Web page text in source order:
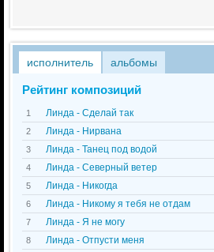
исполнитель альбомы
Рейтинг композиций
1 Линда - Сделай так
2 Линда - Нирвана
3 Линда - Танец под водой
4 Линда - Северный ветер
5 Линда - Никогда
6 Линда - Никому я тебя не отдам
7 Линда - Я не могу
8 Линда - Отпусти меня